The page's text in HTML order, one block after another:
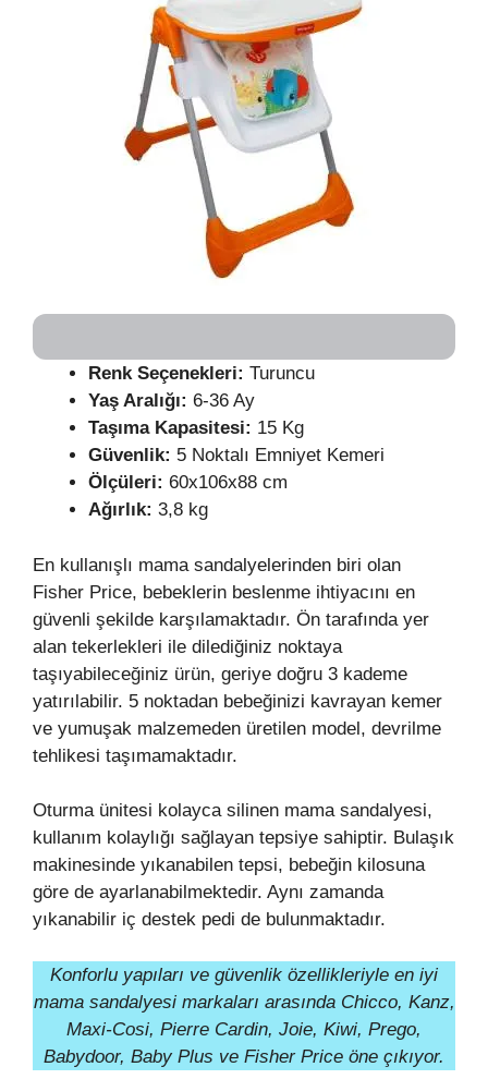
Renk Seçenekleri: Turuncu
Yaş Aralığı: 6-36 Ay
Taşıma Kapasitesi: 15 Kg
Güvenlik: 5 Noktalı Emniyet Kemeri
Ölçüleri: 60x106x88 cm
Ağırlık: 3,8 kg
En kullanışlı mama sandalyelerinden biri olan
Fisher Price, bebeklerin beslenme ihtiyacını en
güvenli şekilde karşılamaktadır. Ön tarafında yer
alan tekerlekleri ile dilediğiniz noktaya
taşıyabileceğiniz ürün, geriye doğru 3 kademe
yatırılabilir. 5 noktadan bebeğinizi kavrayan kemer
ve yumuşak malzemeden üretilen model, devrilme
tehlikesi taşımamaktadır.
Oturma ünitesi kolayca silinen mama sandalyesi,
kullanım kolaylığı sağlayan tepsiye sahiptir. Bulaşık
makinesinde yıkanabilen tepsi, bebeğin kilosuna
göre de ayarlanabilmektedir. Aynı zamanda
yıkanabilir iç destek pedi de bulunmaktadır.
Konforlu yapıları ve güvenlik özellikleriyle en iyi
mama sandalyesi markaları arasında Chicco, Kanz,
Maxi-Cosi, Pierre Cardin, Joie, Kiwi, Prego,
Babydoor, Baby Plus ve Fisher Price öne çıkıyor.